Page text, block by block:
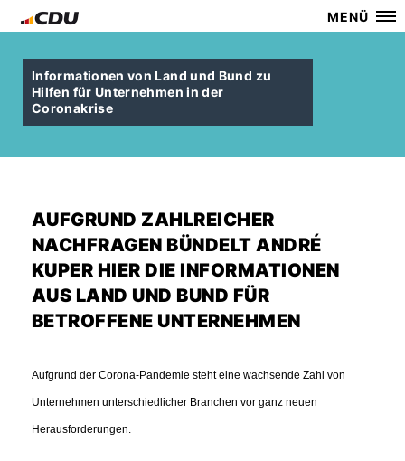
MENÜ
Informationen von Land und Bund zu
Hilfen für Unternehmen in der
Coronakrise
AUFGRUND ZAHLREICHER
NACHFRAGEN BÜNDELT ANDRÉ
KUPER HIER DIE INFORMATIONEN
AUS LAND UND BUND FÜR
BETROFFENE UNTERNEHMEN
Aufgrund der Corona-Pandemie steht eine wachsende Zahl von
Unternehmen unterschiedlicher Branchen vor ganz neuen
Herausforderungen.